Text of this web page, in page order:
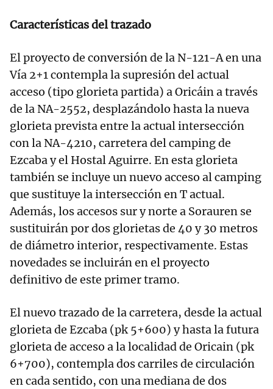
Características del trazado
El proyecto de conversión de la N-121-A en una
Vía 2+1 contempla la supresión del actual
acceso (tipo glorieta partida) a Oricáin a través
de la NA-2552, desplazándolo hasta la nueva
glorieta prevista entre la actual intersección
con la NA-4210, carretera del camping de
Ezcaba y el Hostal Aguirre. En esta glorieta
también se incluye un nuevo acceso al camping
que sustituye la intersección en T actual.
Además, los accesos sur y norte a Sorauren se
sustituirán por dos glorietas de 40 y 30 metros
de diámetro interior, respectivamente. Estas
novedades se incluirán en el proyecto
definitivo de este primer tramo.
El nuevo trazado de la carretera, desde la actual
glorieta de Ezcaba (pk 5+600) y hasta la futura
glorieta de acceso a la localidad de Oricain (pk
6+700), contempla dos carriles de circulación
en cada sentido, con una mediana de dos